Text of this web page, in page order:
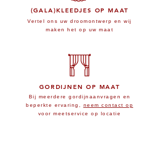
(GALA)KLEEDJES OP MAAT
Vertel ons uw droomontwerp en wij
maken het op uw maat
GORDIJNEN OP MAAT
Bij meerdere gordijnaanvragen en
beperkte ervaring, neem contact op
voor meetservice op locatie